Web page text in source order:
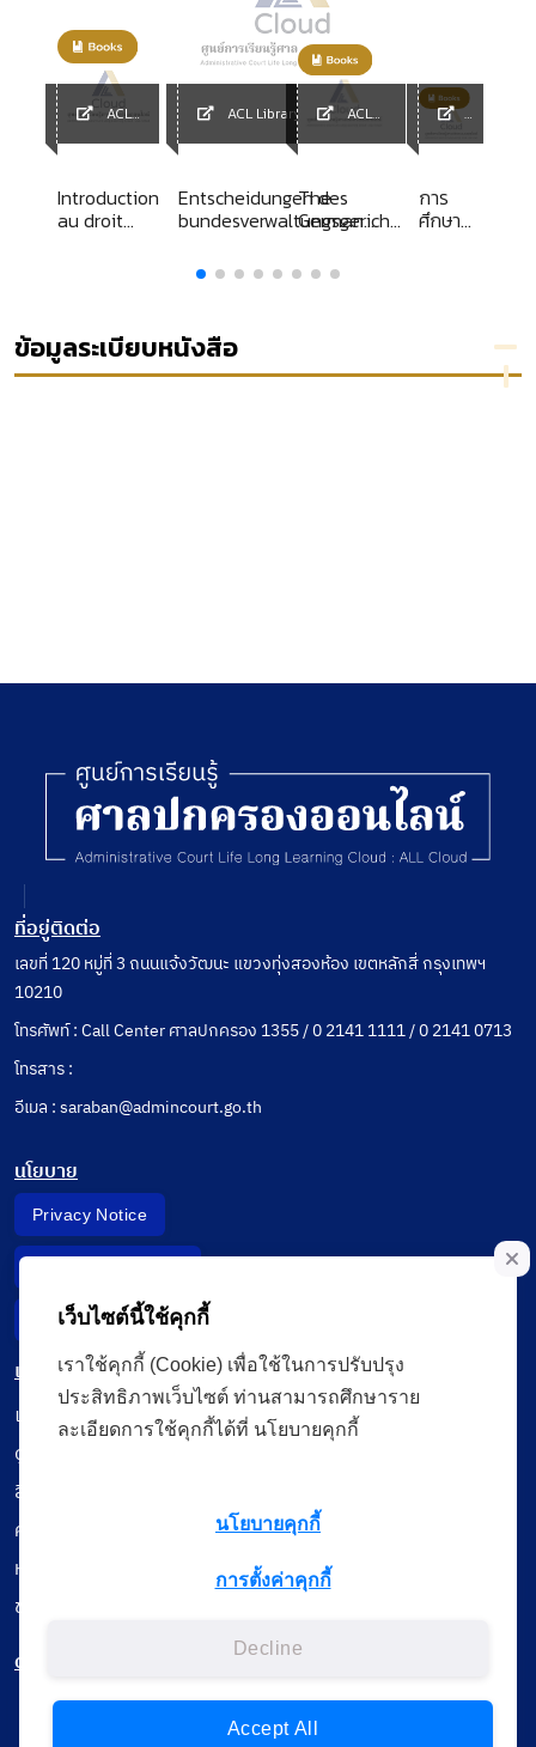
Introduction
au droit
ACL Library
Entscheidungen des
bundesverwaltungsgerichts
The
German
Act 1997
การ
ศึกษา
ของ
ข้อมูลระเบียบหนังสือ
ที่อยู่ติดต่อ
เลขที่ 120 หมู่ที่ 3 ถนนแจ้งวัฒนะ แขวงทุ่งสองห้อง เขตหลักสี่ กรุงเทพฯ
10210
โทรศัพท์ : Call Center ศาลปกครอง 1355 / 0 2141 1111 / 0 2141 0713
โทรสาร :
อีเมล : saraban@admincourt.go.th
นโยบาย
Privacy Notice
Incident Report
เมนู
เรียนออนไลน์
ดูถ่ายทอดสด
สื่อการเรียนรู้
ค้นรายการหนังสือ
หนังสืออิเล็กทรอนิกส์
ข้อมูลผู้ใช้งาน
ดาวน์โหลดใช้งานบนแอปพลิเคชัน
เว็บไซต์นี้ใช้คุกกี้
เราใช้คุกกี้ (Cookie) เพื่อใช้ในการปรับปรุง
ประสิทธิภาพเว็บไซต์ ท่านสามารถศึกษาราย
ละเอียดการใช้คุกกี้ได้ที่ นโยบายคุกกี้
นโยบายคุกกี้
การตั้งค่าคุกกี้
Decline
Accept All